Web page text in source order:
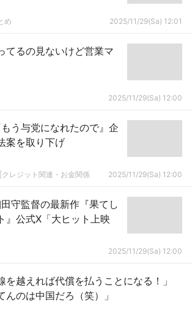
め 2025/11/29(Sa) 12:01
てるの見ないけど営業マ
2025/11/29(Sa) 12:00
もう与党になれたので』企
案を取り下げ
レジット関連・お金関係 2025/11/29(Sa) 12:00
田守監督の最新作『果てし
』公式X「大ヒット上映
2025/11/29(Sa) 12:00
を越えれば代償を払うことになる！」
んのは中国だろ（笑）」